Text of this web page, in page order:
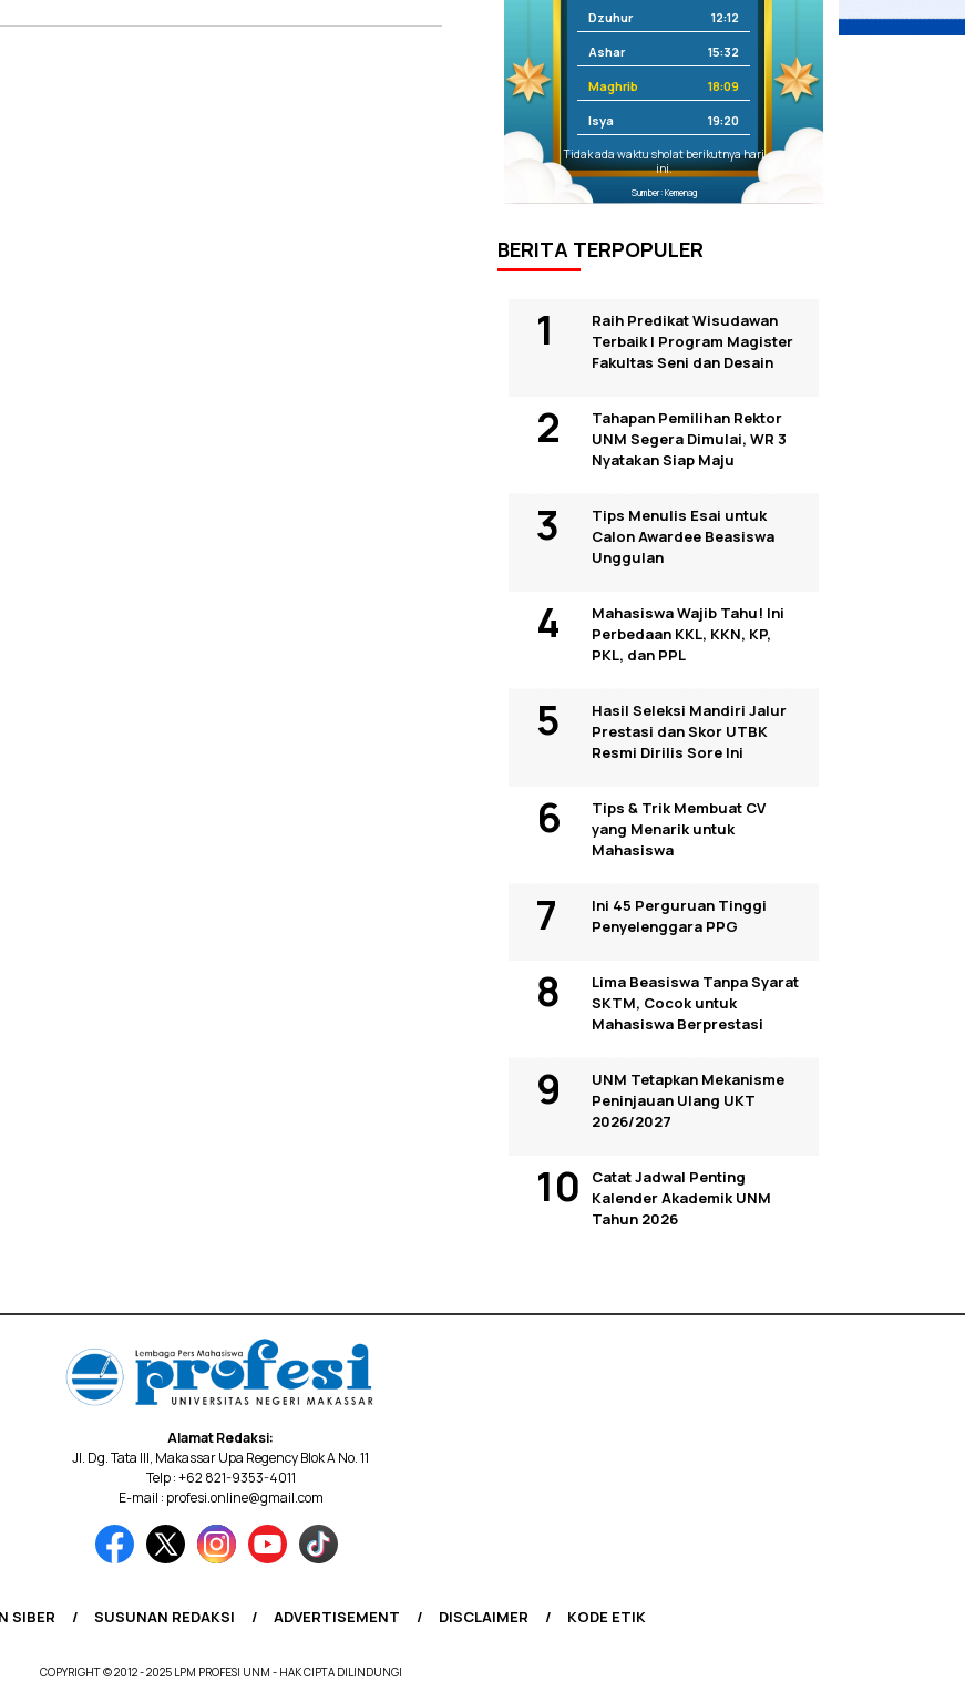
Dzuhur 12:12
Ashar 15:32
Maghrib 18:09
Isya 19:20
Tidak ada waktu sholat berikutnya hari
ini.
Sumber: Kemenag
BERITA TERPOPULER
Raih Predikat Wisudawan
Terbaik I Program Magister
Fakultas Seni dan Desain
Tahapan Pemilihan Rektor
UNM Segera Dimulai, WR 3
Nyatakan Siap Maju
Tips Menulis Esai untuk
Calon Awardee Beasiswa
Unggulan
Mahasiswa Wajib Tahu! Ini
Perbedaan KKL, KKN, KP,
PKL, dan PPL
Hasil Seleksi Mandiri Jalur
Prestasi dan Skor UTBK
Resmi Dirilis Sore Ini
Tips & Trik Membuat CV
yang Menarik untuk
Mahasiswa
Ini 45 Perguruan Tinggi
Penyelenggara PPG
Lima Beasiswa Tanpa Syarat
SKTM, Cocok untuk
Mahasiswa Berprestasi
UNM Tetapkan Mekanisme
Peninjauan Ulang UKT
2026/2027
Catat Jadwal Penting
Kalender Akademik UNM
Tahun 2026
Alamat Redaksi:
Jl. Dg. Tata III, Makassar Upa Regency Blok A No. 11
Telp : +62 821-9353-4011
E-mail : profesi.online@gmail.com
SIBER SUSUNAN REDAKSI ADVERTISEMENT DISCLAIMER KODE ETIK
COPYRIGHT © 2012 - 2025 LPM PROFESI UNM - HAK CIPTA DILINDUNGI